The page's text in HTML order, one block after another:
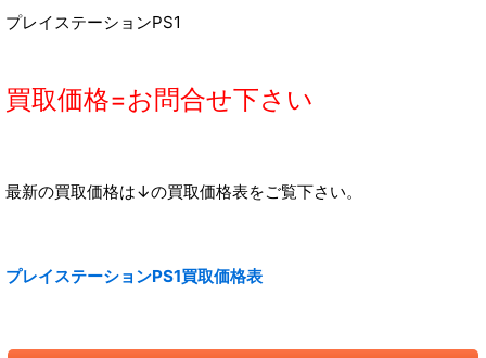
プレイステーションPS1
買取価格=お問合せ下さい
最新の買取価格は↓の買取価格表をご覧下さい。
プレイステーションPS1買取価格表